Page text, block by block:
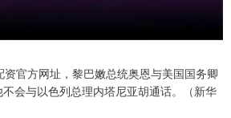
官方网址，黎巴嫩总统奥恩与美国国务卿
会与以色列总理内塔尼亚胡通话。（新华